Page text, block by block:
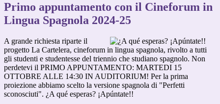
Primo appuntamento con il Cineforum in
Lingua Spagnola 2024-25
A grande richiesta riparte il
progetto La Cartelera, cineforum in lingua spagnola, rivolto a tutti
gli studenti e studentesse del triennio che studiano spagnolo. Non
perdetevi il PRIMO APPUNTAMENTO: MARTEDI 15
OTTOBRE ALLE 14:30 IN AUDITORIUM! Per la prima
proiezione abbiamo scelto la versione spagnola di "Perfetti
sconosciuti". ¿A qué esperas? ¡Apúntate!!